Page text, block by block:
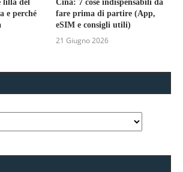
lilla del
e perché
Cina: 7 cose indispensabili da
fare prima di partire (App,
eSIM e consigli utili)
21 Giugno 2026